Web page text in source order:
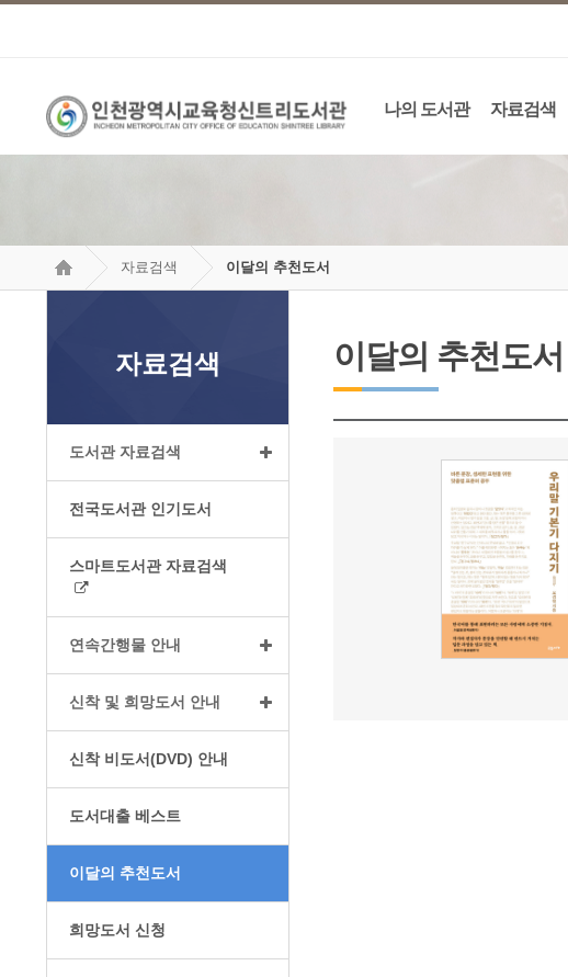
나의 도서관 자료검색
자료검색 이달의 추천도서
자료검색
도서관 자료검색
전국도서관 인기도서
스마트도서관 자료검색
연속간행물 안내
신착 및 희망도서 안내
신착 비도서(DVD) 안내
도서대출 베스트
이달의 추천도서
희망도서 신청
이달의 추천도서